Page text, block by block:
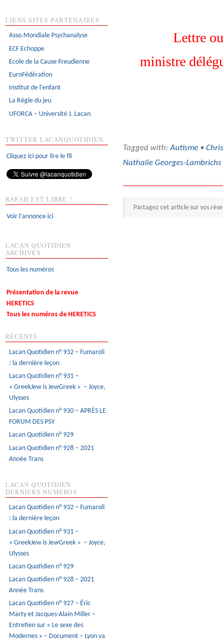
Lettre
ministre
Tagged with:Autisme •
Nathalie Georges-Lambrichs
Partagez cet article sur vos
LIENS SITES PARTENAIRES
Asso.Mondiale Psychanalyse
ECF Echoppe
Ecole de la Cause Freudienne
EuroFédération
Institut de l'enfant
La Règle du jeu
UFORCA – Université J. Lacan
TWITTER LACANQUOTIDIEN
Cliquez ici pour lire le fil
RAFAH EST LIBRE !
Voir l’annonce ici
LACAN QUOTIDIEN
ARCHIVES
Tous les numéros
Présentation de la revue
HERETICS
Tous les numéros de HERETICS
RÉCENTS
Lacan Quotidien n° 932 – Fumaroli
: la dernière leçon
Lacan Quotidien n° 931 –
« GreekJew is JewGreek » – Joyce,
Ulysses
Lacan Quotidien n° 930 – APRÈS LE
FORUM DES PSY
Lacan Quotidien n° 929
Lacan Quotidien n° 928 – 2021
Année Trans
LACAN QUOTIDIEN
DERNIERS NUMÉROS
Lacan Quotidien n° 932 – Fumaroli
: la dernière leçon
Lacan Quotidien n° 931 –
« GreekJew is JewGreek » – Joyce,
Ulysses
Lacan Quotidien n° 929
Lacan Quotidien n° 928 – 2021
Année Trans
Lacan Quotidien n° 927 – Éric
Marty et Jacques-Alain Miller –
Entretien sur « Le sexe des
Modernes » – Document – Lyon va